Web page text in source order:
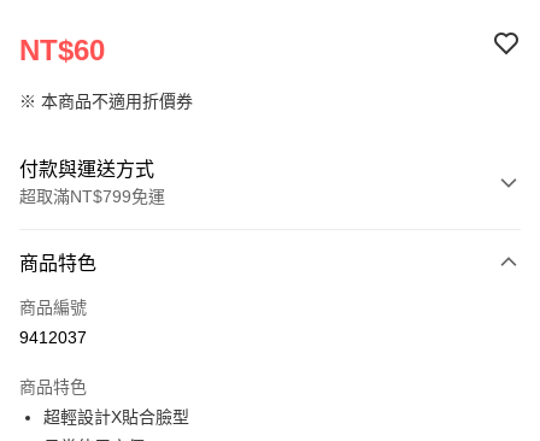
NT$60
※ 本商品不適用折價券
付款與運送方式
超取滿NT$799免運
信用卡一次付款
超商取貨付款
Apple Pay
商品特色
商品編號
9412037
商品特色
超輕設計X貼合臉型